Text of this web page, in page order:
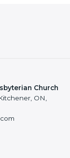
Church
ON,